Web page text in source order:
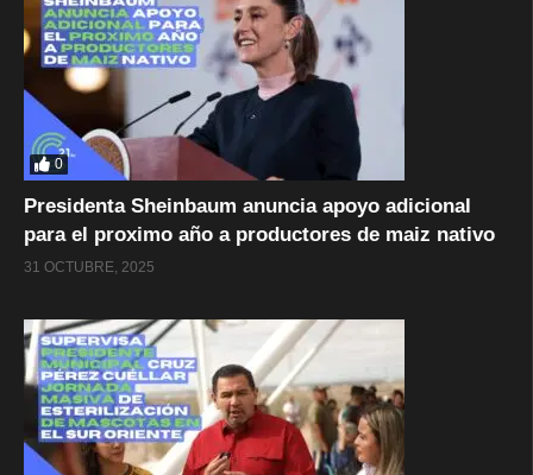
0
Presidenta Sheinbaum anuncia apoyo adicional
para el proximo año a productores de maiz nativo
31 OCTUBRE, 2025